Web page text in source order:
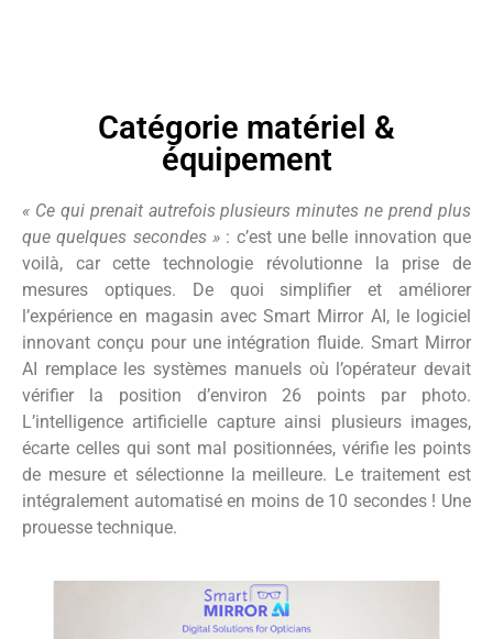
Catégorie matériel &
équipement
« Ce qui prenait autrefois plusieurs minutes ne prend plus
que quelques secondes » : c’est une belle innovation que
voilà, car cette technologie révolutionne la prise de
mesures optiques. De quoi simplifier et améliorer
l’expérience en magasin avec Smart Mirror AI, le logiciel
innovant conçu pour une intégration fluide. Smart Mirror
AI remplace les systèmes manuels où l’opérateur devait
vérifier la position d’environ 26 points par photo.
L’intelligence artificielle capture ainsi plusieurs images,
écarte celles qui sont mal positionnées, vérifie les points
de mesure et sélectionne la meilleure. Le traitement est
intégralement automatisé en moins de 10 secondes ! Une
prouesse technique.